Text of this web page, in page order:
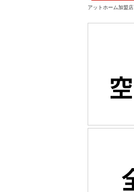
アットホーム加盟店